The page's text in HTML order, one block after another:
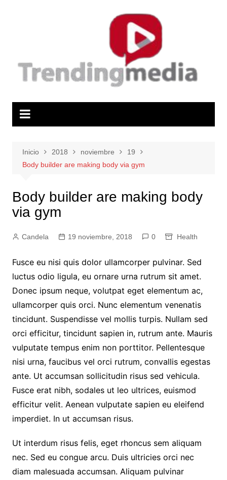
Inicio 2018 noviembre
19
Body builder are making body via gym
Body builder are making body
via gym
Candela 19 noviembre, 2018 0 Health
Fusce eu nisi quis dolor ullamcorper pulvinar. Sed
luctus odio ligula, eu ornare urna rutrum sit amet.
Donec ipsum neque, volutpat eget elementum ac,
ullamcorper quis orci. Nunc elementum venenatis
tincidunt. Suspendisse vel mollis turpis. Nullam sed
orci efficitur, tincidunt sapien in, rutrum ante. Mauris
vulputate tempus enim non porttitor. Pellentesque
nisi urna, faucibus vel orci rutrum, convallis egestas
ante. Ut accumsan sollicitudin risus sed vehicula.
Fusce erat nibh, sodales ut leo ultrices, euismod
efficitur velit. Aenean vulputate sapien eu eleifend
imperdiet. In ut accumsan risus.
Ut interdum risus felis, eget rhoncus sem aliquam
nec. Sed eu congue arcu. Duis ultricies orci nec
diam malesuada accumsan. Aliquam pulvinar